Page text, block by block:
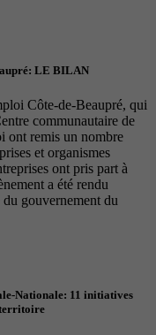
LE BILAN
Côte-de-Beaupré, qui
communautaire de
ont remis un nombre
et organismes
ont pris part à
a été rendu
gouvernement du
Nationale: 11 initiatives
territoire